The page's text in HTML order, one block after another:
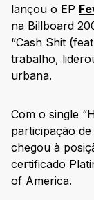
lançou o EP
na Billboard
“Cash Shit
trabalho,
urbana.
Com o single
participação
chegou à
certificado
of America.